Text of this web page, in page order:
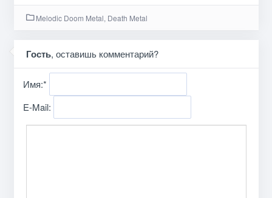
Melodic Doom Metal, Death Metal
Гость, оставишь комментарий?
Имя:*
E-Mail: